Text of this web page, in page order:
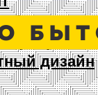
дизайн